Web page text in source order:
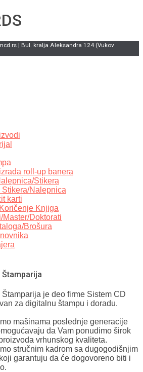
| Bul. kralja Aleksandra 124 (Vukov
roll-up banera
Stikera
Stikera/Nalepnica
karti
Knjiga
Master/Doktorati
Brošura
Štamparija
je deo firme Sistem CD
za digitalnu štampu i doradu.
mašinama poslednje generacije
da Vam ponudimo širok
vrhunskog kvaliteta.
stručnim kadrom sa dugogodišnjim
garantuju da će dogovoreno biti i